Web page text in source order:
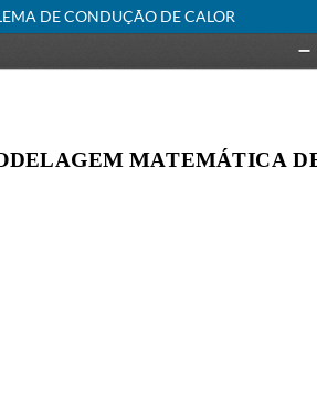
DE CONDUÇÃO DE CALOR